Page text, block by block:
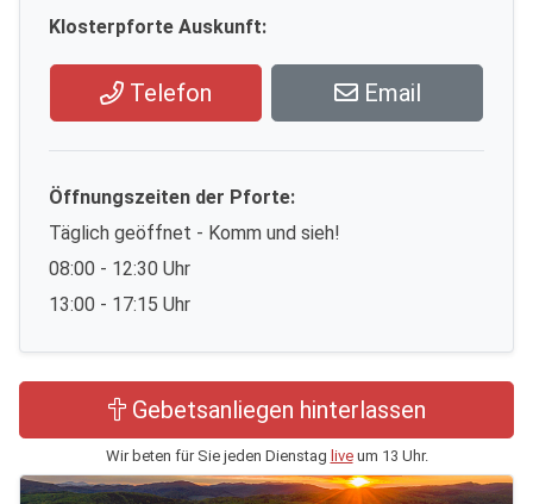
Klosterpforte Auskunft:
Telefon Email
Öffnungszeiten der Pforte:
Täglich geöffnet - Komm und sieh!
08:00 - 12:30 Uhr
13:00 - 17:15 Uhr
Gebetsanliegen hinterlassen
Wir beten für Sie jeden Dienstag liveum 13 Uhr.